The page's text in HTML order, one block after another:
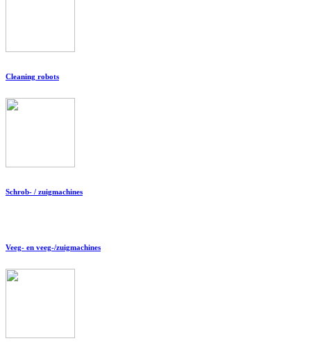
Cleaning robots
Schrob- / zuigmachines
Veeg- en veeg-/zuigmachines